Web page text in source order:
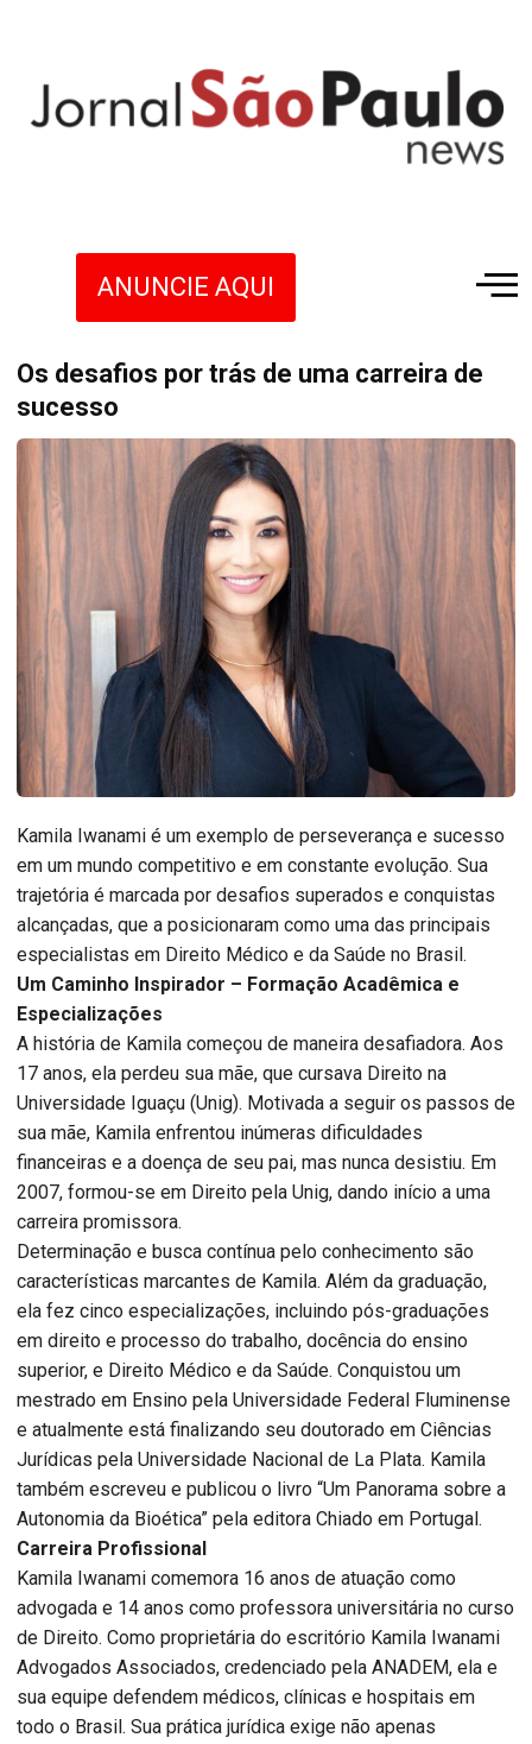
ANUNCIE AQUI
Os desafios por trás de uma carreira de
sucesso
Kamila Iwanami é um exemplo de perseverança e sucesso
em um mundo competitivo e em constante evolução. Sua
trajetória é marcada por desafios superados e conquistas
alcançadas, que a posicionaram como uma das principais
especialistas em Direito Médico e da Saúde no Brasil.
Um Caminho Inspirador – Formação Acadêmica e
Especializações
A história de Kamila começou de maneira desafiadora. Aos
17 anos, ela perdeu sua mãe, que cursava Direito na
Universidade Iguaçu (Unig). Motivada a seguir os passos de
sua mãe, Kamila enfrentou inúmeras dificuldades
financeiras e a doença de seu pai, mas nunca desistiu. Em
2007, formou-se em Direito pela Unig, dando início a uma
carreira promissora.
Determinação e busca contínua pelo conhecimento são
características marcantes de Kamila. Além da graduação,
ela fez cinco especializações, incluindo pós-graduações
em direito e processo do trabalho, docência do ensino
superior, e Direito Médico e da Saúde. Conquistou um
mestrado em Ensino pela Universidade Federal Fluminense
e atualmente está finalizando seu doutorado em Ciências
Jurídicas pela Universidade Nacional de La Plata. Kamila
também escreveu e publicou o livro “Um Panorama sobre a
Autonomia da Bioética” pela editora Chiado em Portugal.
Carreira Profissional
Kamila Iwanami comemora 16 anos de atuação como
advogada e 14 anos como professora universitária no curso
de Direito. Como proprietária do escritório Kamila Iwanami
Advogados Associados, credenciado pela ANADEM, ela e
sua equipe defendem médicos, clínicas e hospitais em
todo o Brasil. Sua prática jurídica exige não apenas